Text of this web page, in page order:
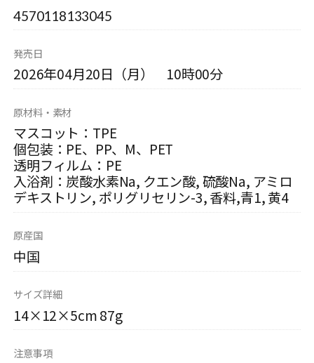
4570118133045
発売日
2026年04月20日（月） 10時00分
原材料・素材
マスコット：TPE
個包装：PE、PP、M、PET
透明フィルム：PE
入浴剤：炭酸水素Na, クエン酸, 硫酸Na, アミロ
デキストリン, ポリグリセリン-3, 香料,青1, 黄4
原産国
中国
サイズ詳細
14×12×5cm 87g
注意事項